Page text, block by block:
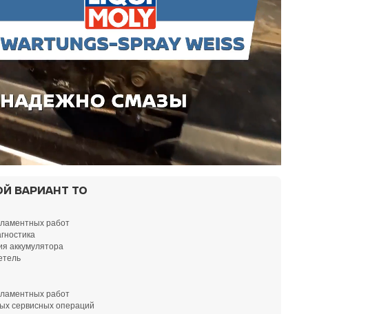
ВАРИАНТ ТО
работ
аккумулятора
работ
сервисных операций